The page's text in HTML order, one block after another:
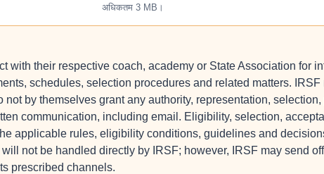
अधिकतम 3 MB।
with their respective coach, academy or State Association for
schedules, selection procedures and related matters.
not by themselves grant any authority, representation,
communication, including email. Eligibility, selection,
applicable rules, eligibility conditions, guidelines and
not be handled directly by IRSF; however, IRSF may send
prescribed channels.